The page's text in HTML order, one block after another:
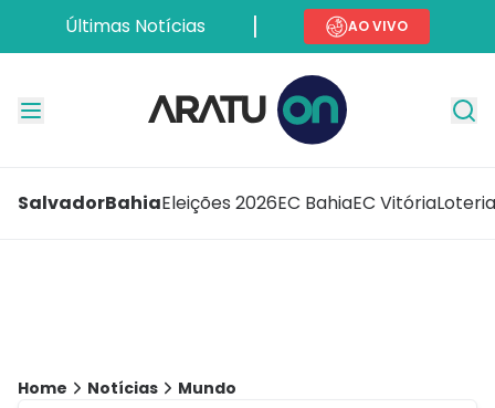
Últimas Notícias AO VIVO
SalvadorBahiaEleições 2026EC BahiaEC Vitória
Home Notícias Mundo